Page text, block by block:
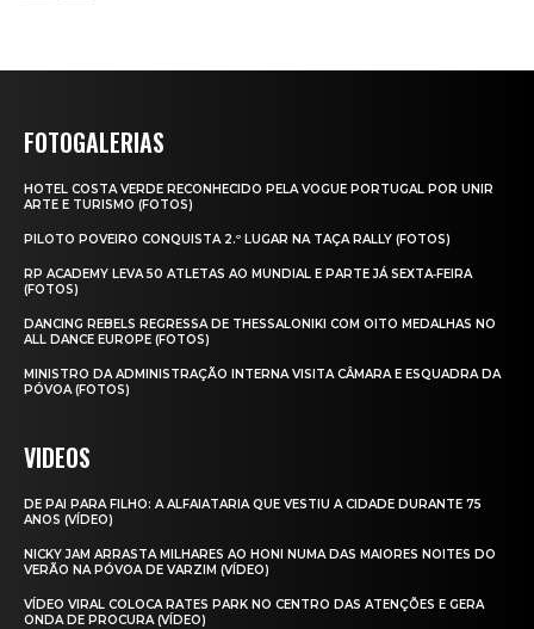
FOTOGALERIAS
HOTEL COSTA VERDE RECONHECIDO PELA VOGUE PORTUGAL POR UNIR
ARTE E TURISMO (FOTOS)
PILOTO POVEIRO CONQUISTA 2.º LUGAR NA TAÇA RALLY (FOTOS)
RP ACADEMY LEVA 50 ATLETAS AO MUNDIAL E PARTE JÁ SEXTA‑FEIRA
(FOTOS)
DANCING REBELS REGRESSA DE THESSALONIKI COM OITO MEDALHAS NO
ALL DANCE EUROPE (FOTOS)
MINISTRO DA ADMINISTRAÇÃO INTERNA VISITA CÂMARA E ESQUADRA DA
PÓVOA (FOTOS)
VIDEOS
DE PAI PARA FILHO: A ALFAIATARIA QUE VESTIU A CIDADE DURANTE 75
ANOS (VÍDEO)
NICKY JAM ARRASTA MILHARES AO HONI NUMA DAS MAIORES NOITES DO
VERÃO NA PÓVOA DE VARZIM (VÍDEO)
VÍDEO VIRAL COLOCA RATES PARK NO CENTRO DAS ATENÇÕES E GERA
ONDA DE PROCURA (VÍDEO)